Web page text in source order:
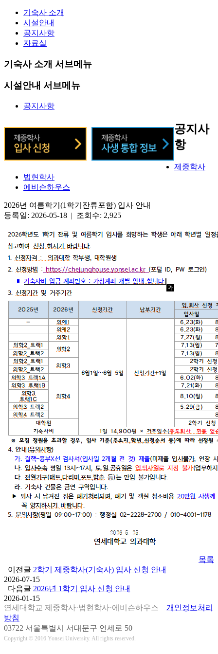
기숙사 소개
시설안내
공지사항
자료실
기숙사 소개 서브메뉴
시설안내 서브메뉴
공지사항
공지사
항
제중학사
법현학사
에비슨하우스
2026년 여름학기(1학기잔류포함) 입사 안내
등록일: 2026-05-18 | 조회수: 2,925
목록
이전글 2학기 제중학사(기숙사) 입사 신청 안내
2026-07-15
다음글 2026년 1학기 입사 신청 안내
2026-01-15
연세대학교 제중학사·법현학사·에비슨하우스
개인정보처리
방침
03722 서울특별시 서대문구 연세로 50
Copyright © 2016 Yonsei University. All rights reserved.